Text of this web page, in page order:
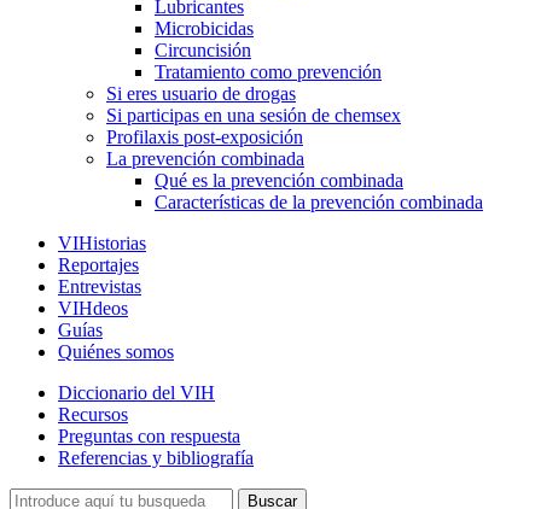
Lubricantes
Microbicidas
Circuncisión
Tratamiento como prevención
Si eres usuario de drogas
Si participas en una sesión de chemsex
Profilaxis post-exposición
La prevención combinada
Qué es la prevención combinada
Características de la prevención combinada
VIHistorias
Reportajes
Entrevistas
VIHdeos
Guías
Quiénes somos
Diccionario del VIH
Recursos
Preguntas con respuesta
Referencias y bibliografía